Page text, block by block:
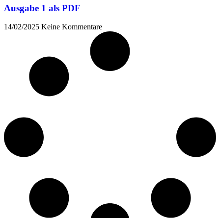
Ausgabe 1 als PDF
14/02/2025 Keine Kommentare